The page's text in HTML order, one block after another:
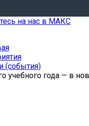
на нас в МАКС
(события)
учебного года — в